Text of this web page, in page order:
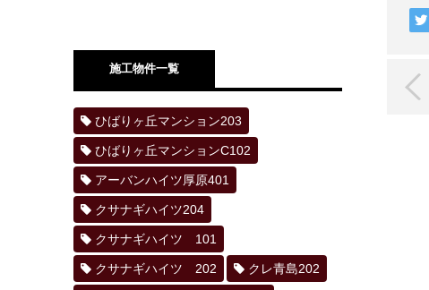
施工物件一覧
ひばりヶ丘マンション203
ひばりヶ丘マンションC102
アーバンハイツ厚原401
クサナギハイツ204
クサナギハイツ 101
クサナギハイツ 202 クレ青島202